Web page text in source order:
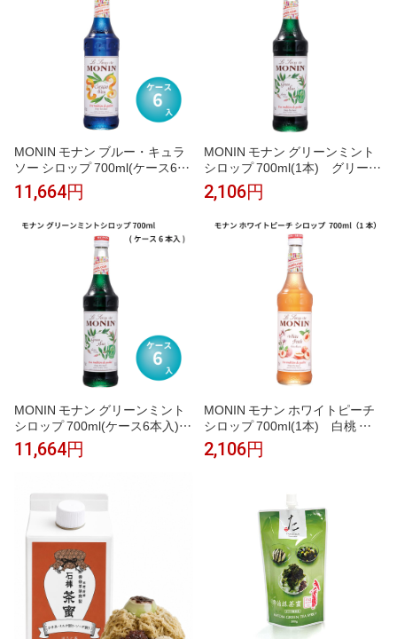
MONIN モナン ブルー・キュラ
ソー シロップ 700ml(ケース6本
入) ブルーキュラソー 青 オレ
ンジ風味 ブルーハワイ かき氷
ールカクテル モクテル 割り材
業務用 フレーバーシロップ
11,664円
MONIN モナン グリーンミント
シロップ 700ml(1本) グリーン
ミント ミント モヒート チョコ
ミント かき氷 ソーダ ノンアル
業務用 フレーバーシロップ
2,106円
MONIN モナン グリーンミント
シロップ 700ml(ケース6本入)
グリーンミント ミント モヒート
チョコミント かき氷 ソーダ ノ
11,664円
MONIN モナン ホワイトピーチ
シロップ 700ml(1本) 白桃 ピ
ーチ ピーチティー ピーチソーダ
かき氷 かき氷シロップ ノンアル
レーバーシロップ 桃 ソーダ 紅
茶 ラテ おうちカフェ
2,106円